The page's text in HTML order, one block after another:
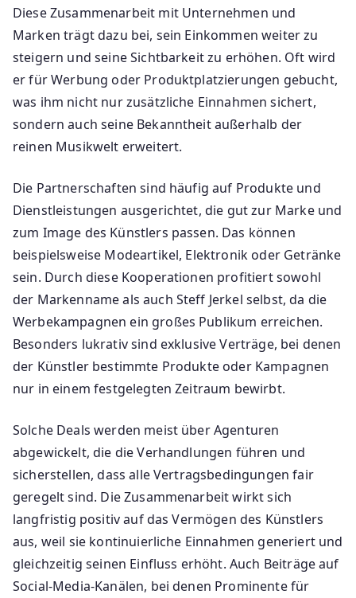
Diese Zusammenarbeit mit Unternehmen und
Marken trägt dazu bei, sein Einkommen weiter zu
steigern und seine Sichtbarkeit zu erhöhen. Oft wird
er für Werbung oder Produktplatzierungen gebucht,
was ihm nicht nur zusätzliche Einnahmen sichert,
sondern auch seine Bekanntheit außerhalb der
reinen Musikwelt erweitert.
Die Partnerschaften sind häufig auf Produkte und
Dienstleistungen ausgerichtet, die gut zur Marke und
zum Image des Künstlers passen. Das können
beispielsweise Modeartikel, Elektronik oder Getränke
sein. Durch diese Kooperationen profitiert sowohl
der Markenname als auch Steff Jerkel selbst, da die
Werbekampagnen ein großes Publikum erreichen.
Besonders lukrativ sind exklusive Verträge, bei denen
der Künstler bestimmte Produkte oder Kampagnen
nur in einem festgelegten Zeitraum bewirbt.
Solche Deals werden meist über Agenturen
abgewickelt, die die Verhandlungen führen und
sicherstellen, dass alle Vertragsbedingungen fair
geregelt sind. Die Zusammenarbeit wirkt sich
langfristig positiv auf das Vermögen des Künstlers
aus, weil sie kontinuierliche Einnahmen generiert und
gleichzeitig seinen Einfluss erhöht. Auch Beiträge auf
Social-Media-Kanälen, bei denen Prominente für